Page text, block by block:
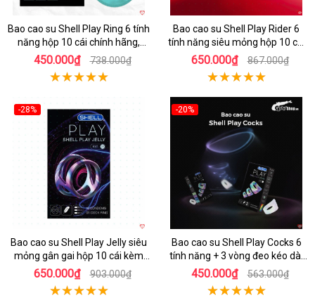
Bao cao su Shell Play Ring 6 tính
năng hộp 10 cái chính hãng,
tặng vòng keo kéo dài thời gian
450.000₫ 738.000₫
Bao cao su Shell Play Rider 6
tính năng siêu mỏng hộp 10 cái
tặng vòng kéo dài thời gian
650.000₫ 867.000₫
-28%
Bao cao su Shell Play Jelly siêu
mỏng gân gai hộp 10 cái kèm
vòng kéo dài
650.000₫ 903.000₫
-20%
Bao cao su Shell Play Cocks 6
tính năng + 3 vòng đeo kéo dài
cực bền
450.000₫ 563.000₫